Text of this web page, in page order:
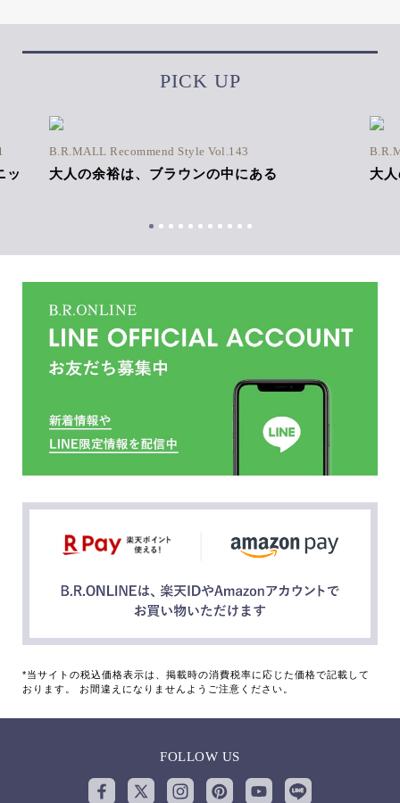
PICK UP
ッ
B.R.MALL Recommend Style Vol.143
大人の余裕は、ブラウンの中にある 大
*当サイトの税込価格表示は、掲載時の消費税率に応じた価格で記載して
おります。 お間違えになりませんようご注意ください。
FOLLOW US